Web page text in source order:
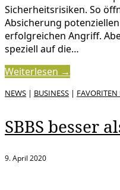
Sicherheitsrisiken. So
Absicherung
erfolgreichen Angriff.
speziell auf die…
Weiterlesen →
NEWS | BUSINESS | FAVORITEN
SBBS besser
9. April 2020